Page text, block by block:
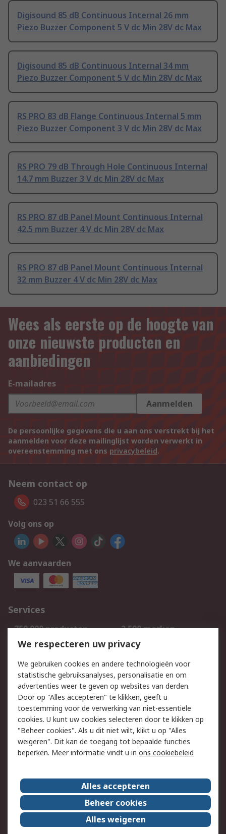
Digisound 85 dB Continuous Internal 26 mm
Piezo Buzzer Component 5 V dc Min 28V dc Max
Digisound 85 dB Continuous Internal 34 mm
Piezo Buzzer Component 5 V dc Min 28V dc Max
RS PRO 83 dB Flange Continuous Internal 5 mm
Piezo Buzzer Component 3 V dc Min 28V dc Max
RS PRO 79 dB Through Hole Continuous Internal
14.7 mm Buzzer 3 V dc Min 28V dc Max
RS PRO 87 dB Panel Mount Continuous Internal
42.5 mm Buzzer 4 V dc Min 28V dc Max
RS PRO 87 dB Panel Mount Continuous Internal
32 mm Buzzer 4 V dc Min 28V dc Max
Wees als eerste op de hoogte van
onze nieuwste producten en
aanbiedingen
E-mailadres
Aanmelden
De persoonlijke gegevens die u aan ons verstrekt bij het
aanmelden voor deze mailinglijst worden verwerkt in
overeenstemming met ons privacybeleid.
Neem contact op
023 51 66 555
Volg ons op
We aanvaarden
Services
750.000 producten
2.500 merken
Bestellen
Inkoopoplossingen
Track & Trace
Wettelijk
Cookiebeleid
Email veiligheid
Privacybeleid
Websitevoorwaarden
Algemene
verkoopvoorwaarden
Over RS
RS Group
Over ons
RS wereldwijd
Werken bij RS
ESG
We respecteren uw privacy
We gebruiken cookies en andere technologieën voor
statistische gebruiksanalyses, personalisatie en om
advertenties weer te geven op websites van derden.
Door op "Alles accepteren" te klikken, geeft u
toestemming voor de verwerking van niet-essentiële
cookies. U kunt uw cookies selecteren door te klikken op
"Beheer cookies". Als u dit niet wilt, klikt u op "Alles
weigeren". Dit kan de toegang tot bepaalde functies
beperken. Meer informatie vindt u in ons cookiebeleid
Alles accepteren
Beheer cookies
Alles weigeren